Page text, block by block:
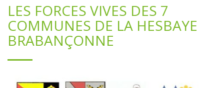
LES FORCES VIVES DES 7
COMMUNES DE LA HESBAYE
BRABANÇONNE